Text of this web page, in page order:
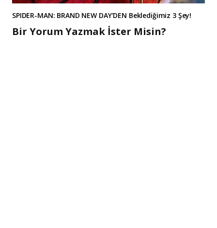
SPIDER-MAN: BRAND NEW DAY’DEN Beklediğimiz 3 Şey!
Bir Yorum Yazmak İster Misin?